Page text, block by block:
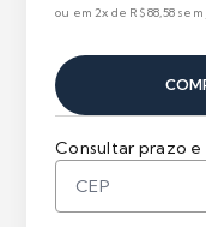
ou em 2x de R$ 88,58
Consultar prazo